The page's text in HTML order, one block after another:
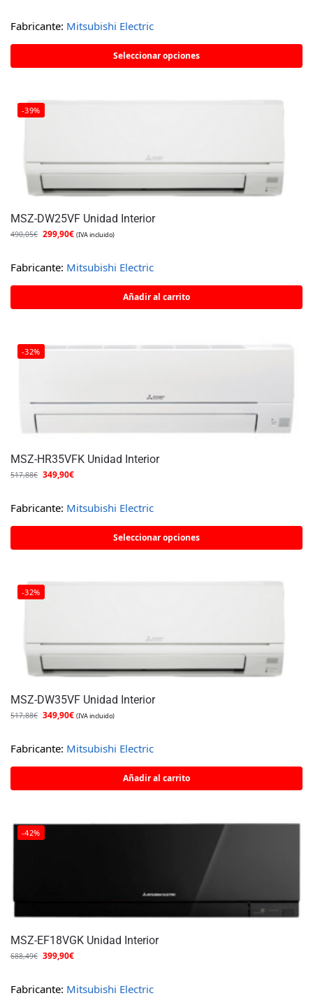
Fabricante: Mitsubishi Electric
Seleccionar opciones
-39%
MSZ-DW25VF Unidad Interior
490,05€ 299,90€ (IVA incluido)
Fabricante: Mitsubishi Electric
Añadir al carrito
-32%
MSZ-HR35VFK Unidad Interior
517,88€ 349,90€
Fabricante: Mitsubishi Electric
Seleccionar opciones
-32%
MSZ-DW35VF Unidad Interior
517,88€ 349,90€ (IVA incluido)
Fabricante: Mitsubishi Electric
Añadir al carrito
-42%
MSZ-EF18VGK Unidad Interior
688,49€ 399,90€
Fabricante: Mitsubishi Electric